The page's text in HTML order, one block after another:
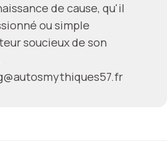
de cause, qu'il
ou simple
soucieux de son